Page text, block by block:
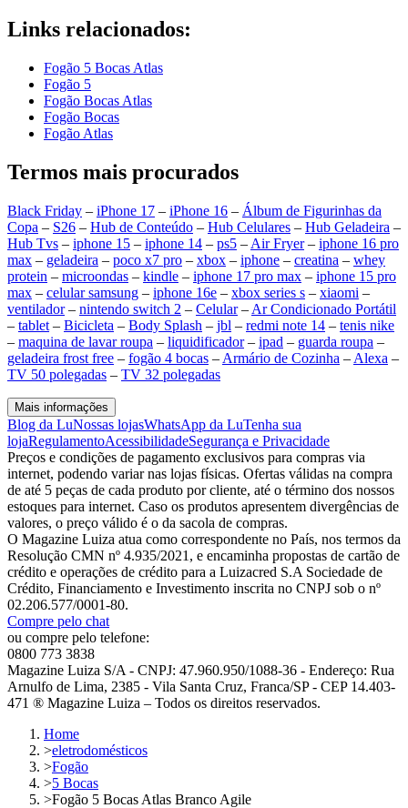
Links relacionados:
Fogão 5 Bocas Atlas
Fogão 5
Fogão Bocas Atlas
Fogão Bocas
Fogão Atlas
Termos mais procurados
Black Friday – iPhone 17 – iPhone 16 – Álbum de Figurinhas da
Copa – S26 – Hub de Conteúdo – Hub Celulares – Hub Geladeira –
Hub Tvs – iphone 15 – iphone 14 – ps5 – Air Fryer– iphone 16 pro
max – geladeira – poco x7 pro – xbox – iphone – creatina – whey
protein – microondas – kindle – iphone 17 pro max – iphone 15 pro
max – celular samsung – iphone 16e – xbox series s – xiaomi –
ventilador– nintendo switch 2 – Celular– Ar Condicionado Portátil
– tablet – Bicicleta – Body Splash – jbl – redmi note 14 – tenis nike
– maquina de lavar roupa – liquidificador– ipad – guarda roupa –
geladeira frost free – fogão 4 bocas – Armário de Cozinha – Alexa –
TV 50 polegadas – TV 32 polegadas
Mais informações
Blog da LuNossas lojasWhatsApp da LuTenha sua
lojaRegulamentoAcessibilidadeSegurança e Privacidade
Preços e condições de pagamento exclusivos para compras via
internet, podendo variar nas lojas físicas. Ofertas válidas na compra
de até 5 peças de cada produto por cliente, até o término dos nossos
estoques para internet. Caso os produtos apresentem divergências de
valores, o preço válido é o da sacola de compras.
O Magazine Luiza atua como correspondente no País, nos termos da
Resolução CMN nº 4.935/2021, e encaminha propostas de cartão de
crédito e operações de crédito para a Luizacred S.A Sociedade de
Crédito, Financiamento e Investimento inscrita no CNPJ sob o nº
02.206.577/0001-80.
Compre pelo chat
ou compre pelo telefone:
0800 773 3838
Magazine Luiza S/A - CNPJ: 47.960.950/1088-36 - Endereço: Rua
Arnulfo de Lima, 2385 - Vila Santa Cruz, Franca/SP - CEP 14.403-
471 ® Magazine Luiza – Todos os direitos reservados.
Home
>eletrodomésticos
>Fogão
>5 Bocas
>Fogão 5 Bocas Atlas Branco Agile